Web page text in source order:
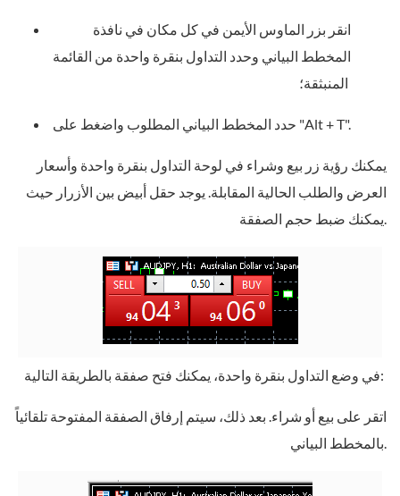
انقر بزر الماوس الأيمن في كل مكان في نافذة
المخطط البياني وحدد التداول بنقرة واحدة من القائمة
حدد المخطط البياني المطلوب واضغط على "Alt + T".
يمكنك رؤية زر بيع وشراء في لوحة التداول بنقرة واحدة وأسعار
العرض والطلب الحالية المقابلة. يوجد حقل أبيض بين الأزرار حيث
يمكنك ضبط حجم الصفقة.
في وضع التداول بنقرة واحدة، يمكنك فتح صفقة بالطريقة التالية:
اتقر على بيع أو شراء. بعد ذلك، سيتم إرفاق الصفقة المفتوحة تلقائياً
بالمخطط البياني.